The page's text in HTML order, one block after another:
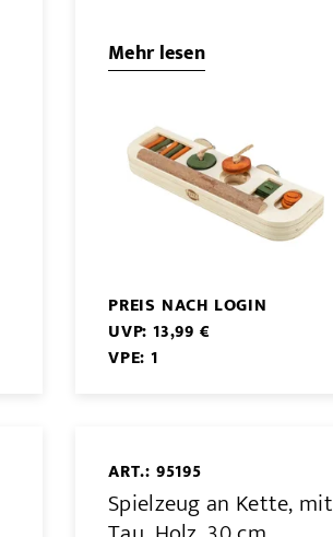
Mehr lesen
PREIS NACH LOGIN
UVP: 13,99 €
VPE: 1
ART.: 95195
Spielzeug an Kette, mit